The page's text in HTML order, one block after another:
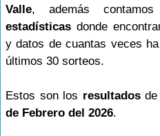
Valle, además
estadísticas donde
y datos de cuantas veces
últimos 30 sorteos.
Estos son los resultadosde
de Febrero del 2026.